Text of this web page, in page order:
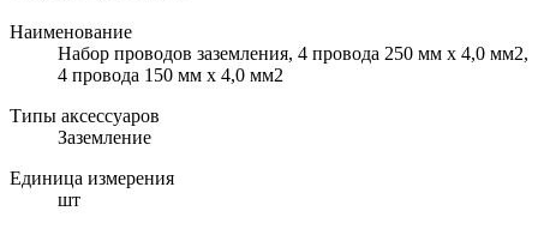
Наименование
Набор проводов заземления, 4 провода 250 мм x 4,0 мм2,
4 провода 150 мм x 4,0 мм2
Типы аксессуаров
Заземление
Единица измерения
шт